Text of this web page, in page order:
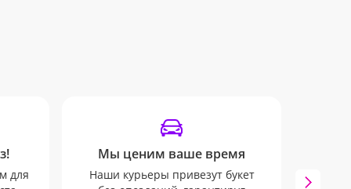
для
Мы ценим ваше время
Наши курьеры привезут букет